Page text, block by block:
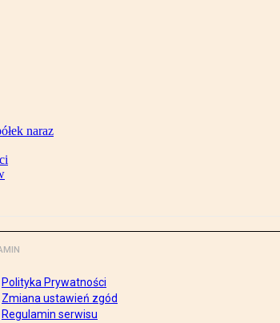
naraz
Polityka Prywatności
Zmiana ustawień zgód
Regulamin serwisu